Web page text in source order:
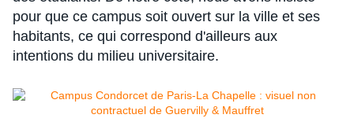
pour que ce campus soit ouvert sur la ville et ses
habitants, ce qui correspond d'ailleurs aux
intentions du milieu universitaire.